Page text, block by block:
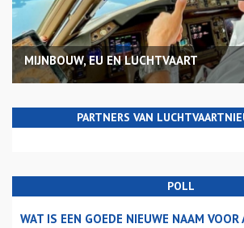
MIJNBOUW, EU EN LUCHTVAART
PARTNERS VAN
POLL
WAT IS EEN GOEDE NIEUWE NAAM VOOR